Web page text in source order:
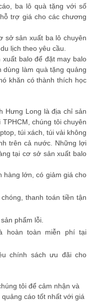
ba lô quà tặng với số
trợ giá cho các chương
sở sản xuất ba lô chuyên
lịch theo yêu cầu.
balo để đặt may balo
làm quà tặng quảng
khăn có thành thích học
Hưng Long là địa chỉ sản
chúng tôi chuyên
túi xách, túi vải không
trên cả nước. Những lợi
tại cơ sở sản xuất balo
hàng lớn, có giảm giá cho
thanh toán tiền tận
phẩm lỗi.
hoàn toàn miễn phí tại
chính sách ưu đãi cho
tôi để cảm nhận và
cáo tốt nhất với giá